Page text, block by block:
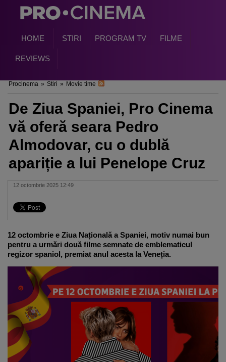
HOME STIRI PROGRAM TV FILME
REVIEWS
Procinema » Stiri » Movie time
De Ziua Spaniei, Pro Cinema
vă oferă seara Pedro
Almodovar, cu o dublă
apariție a lui Penelope Cruz
12 octombrie 2025 12:49
12 octombrie e Ziua Națională a Spaniei, motiv numai bun
pentru a urmări două filme semnate de emblematicul
regizor spaniol, premiat anul acesta la Veneția.